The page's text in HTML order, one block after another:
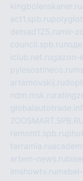
kingbolenskaner.ru
act1.spb.ru
detsad125.ru mir-
council.spb.ru
iclub.net.rugazon-
pylesostineco.ru
artemovskij.ru
ndm.msk.ru
ZOOSMART.SPB.RU
remontt.spb.ru
terramia.ru
artem-news.ru
imshowtv.ru